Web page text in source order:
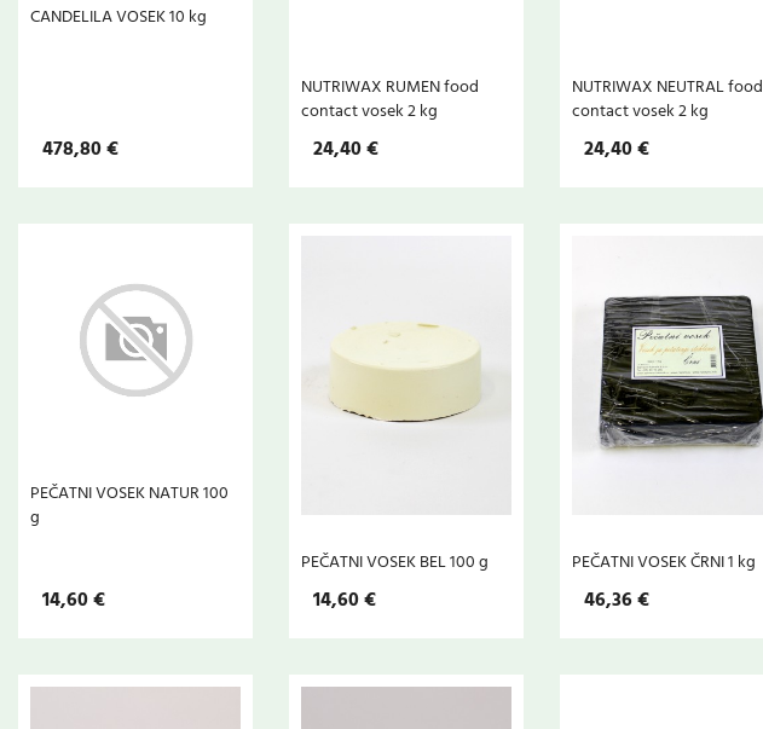
CANDELILA VOSEK 10 kg
478,80 €
NUTRIWAX RUMEN food
contact vosek 2 kg
24,40 €
NUTRIWAX NEUTRAL food
contact vosek 2 kg
24,40 €
PEČATNI VOSEK NATUR 100
g
14,60 €
PEČATNI VOSEK BEL 100 g
14,60 €
PEČATNI VOSEK ČRNI 1 kg
46,36 €